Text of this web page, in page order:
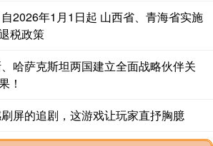
2026年1月1日起 山西省、青海省实施
税政策
哈萨克斯坦两国建立全面战略伙伴关
！
屏的追剧，这游戏让玩家直抒胸臆